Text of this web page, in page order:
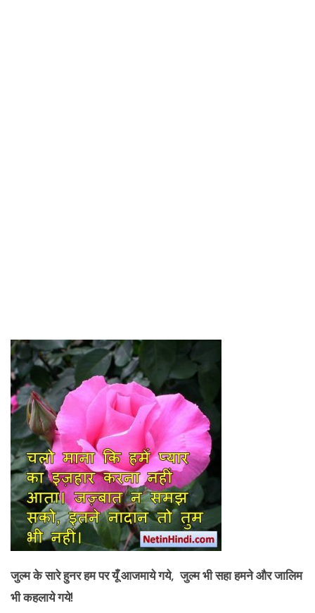
जुल्म के सारे हुनर हम पर यूँ आजमाये गये, जुल्म भी सहा हमने और जालिम
भी कहलाये गये!